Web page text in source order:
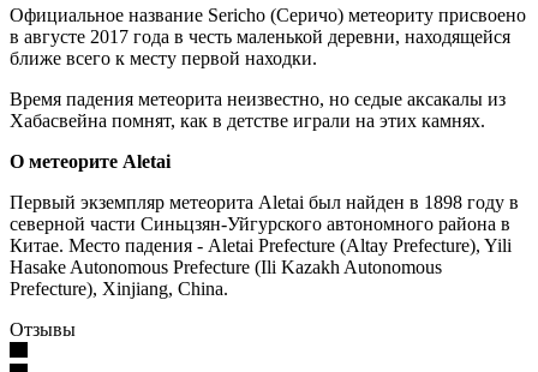
Официальное название Sericho (Серичо) метеориту присвоено
в августе 2017 года в честь маленькой деревни, находящейся
ближе всего к месту первой находки.
Время падения метеорита неизвестно, но седые аксакалы из
Хабасвейна помнят, как в детстве играли на этих камнях.
О метеорите Aletai
Первый экземпляр метеорита Aletai был найден в 1898 году в
северной части Синьцзян-Уйгурского автономного района в
Китае. Место падения - Aletai Prefecture (Altay Prefecture), Yili
Hasake Autonomous Prefecture (Ili Kazakh Autonomous
Prefecture), Xinjiang, China.
Отзывы